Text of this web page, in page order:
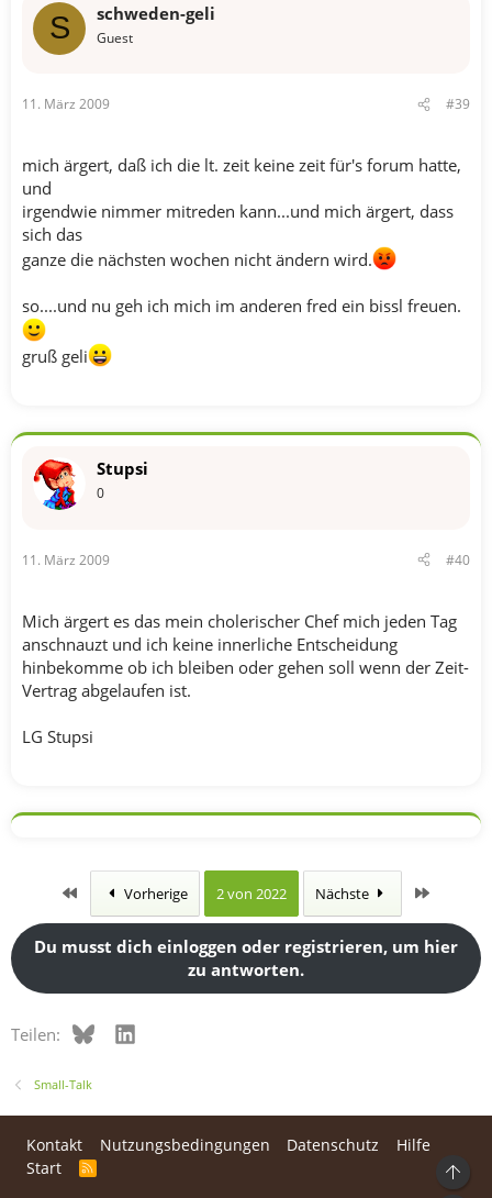
S schweden-geli
Guest
11. März 2009 #39
mich ärgert, daß ich die lt. zeit keine zeit für's forum hatte,
und
irgendwie nimmer mitreden kann...und mich ärgert, dass
sich das
ganze die nächsten wochen nicht ändern wird.
so....und nu geh ich mich im anderen fred ein bissl freuen.
gruß geli
Stupsi
0
11. März 2009 #40
Mich ärgert es das mein cholerischer Chef mich jeden Tag
anschnauzt und ich keine innerliche Entscheidung
hinbekomme ob ich bleiben oder gehen soll wenn der Zeit-
Vertrag abgelaufen ist.
LG Stupsi
Erste Vorherige 2 von 2022 Nächste
Du musst dich einloggen oder registrieren, um hier
zu antworten.
Teilen: BlueskyLinkedIn
Small-Talk
Kontakt Nutzungsbedingungen Datenschutz
Hilfe
Start
R